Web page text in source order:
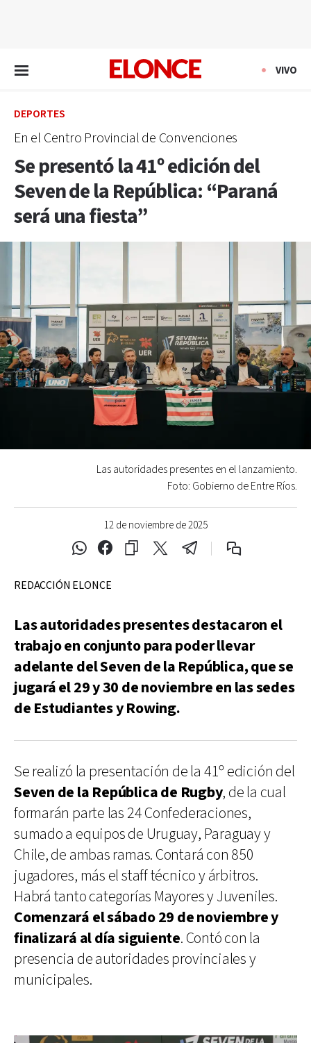
VIVO
DEPORTES
En el Centro Provincial de Convenciones
Se presentó la 41º edición del
Seven de la República: “Paraná
será una fiesta”
12 de noviembre de 2025
Las autoridades presentes en el lanzamiento.
Foto: Gobierno de Entre Ríos.
REDACCIÓN ELONCE
Las autoridades presentes destacaron el
trabajo en conjunto para poder llevar
adelante del Seven de la República, que se
jugará el 29 y 30 de noviembre en las sedes
de Estudiantes y Rowing.
Se realizó la presentación de la 41º edición del
Seven de la Repúblicade Rugby, de la cual
formarán parte las 24 Confederaciones,
sumado a equipos de Uruguay, Paraguay y
Chile, de ambas ramas. Contará con 850
jugadores, más el staff técnico y árbitros.
Habrá tanto categorías Mayores y Juveniles.
Comenzará el sábado 29 de noviembre y
finalizará al día siguiente. Contó con la
presencia de autoridades provinciales y
municipales.